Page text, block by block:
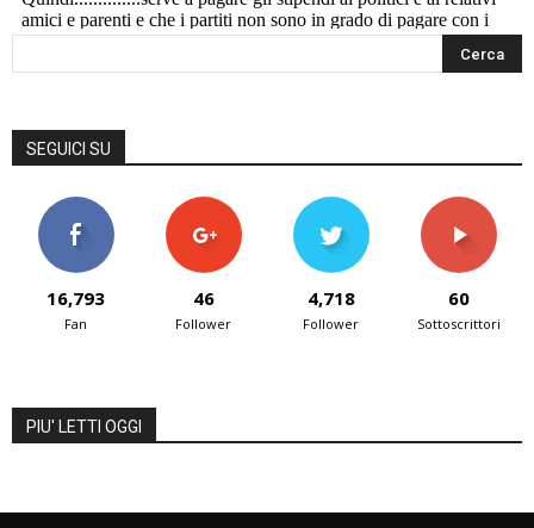
SEGUICI SU
16,793
Fan
46
Follower
4,718
Follower
60
Sottoscrittori
PIU' LETTI OGGI